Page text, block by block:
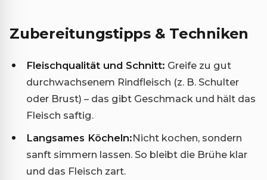
Zubereitungstipps & Techniken
Fleischqualität und Schnitt: Greife zu gut
durchwachsenem Rindfleisch (z. B. Schulter
oder Brust) – das gibt Geschmack und hält das
Fleisch saftig.
Langsames Köcheln:Nicht kochen, sondern
sanft simmern lassen. So bleibt die Brühe klar
und das Fleisch zart.